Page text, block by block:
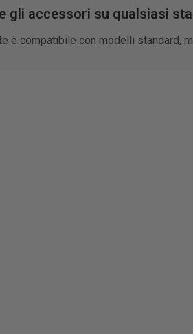
gli accessori su qualsiasi
è compatibile con modelli standard,